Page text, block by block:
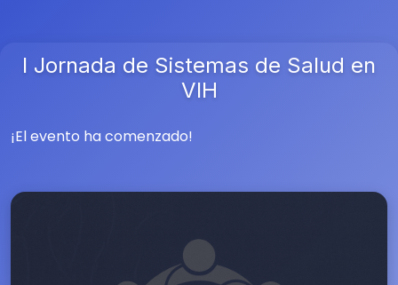
I Jornada de Sistemas de Salud en
VIH
¡El evento ha comenzado!